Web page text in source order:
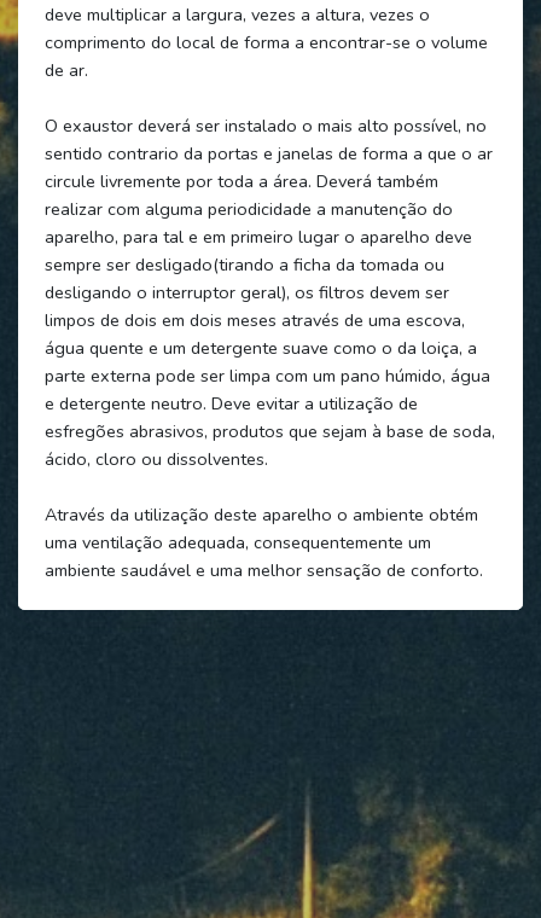
deve multiplicar a largura, vezes a altura, vezes o
comprimento do local de forma a encontrar-se o volume
de ar.
O exaustor deverá ser instalado o mais alto possível, no
sentido contrario da portas e janelas de forma a que o ar
circule livremente por toda a área. Deverá também
realizar com alguma periodicidade a manutenção do
aparelho, para tal e em primeiro lugar o aparelho deve
sempre ser desligado(tirando a ficha da tomada ou
desligando o interruptor geral), os filtros devem ser
limpos de dois em dois meses através de uma escova,
água quente e um detergente suave como o da loiça, a
parte externa pode ser limpa com um pano húmido, água
e detergente neutro. Deve evitar a utilização de
esfregões abrasivos, produtos que sejam à base de soda,
ácido, cloro ou dissolventes.
Através da utilização deste aparelho o ambiente obtém
uma ventilação adequada, consequentemente um
ambiente saudável e uma melhor sensação de conforto.